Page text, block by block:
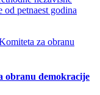
petnaest godina
obranu demokracije